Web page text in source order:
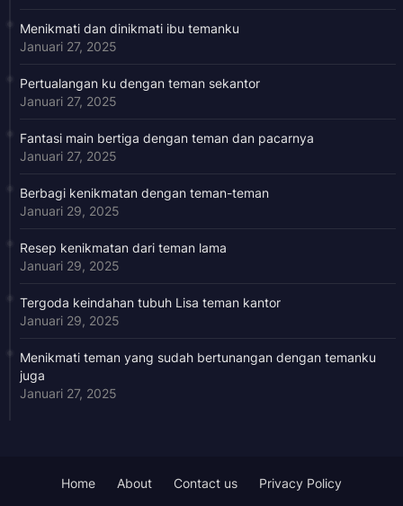
Menikmati dan dinikmati ibu temanku
Januari 27, 2025
Pertualangan ku dengan teman sekantor
Januari 27, 2025
Fantasi main bertiga dengan teman dan pacarnya
Januari 27, 2025
Berbagi kenikmatan dengan teman-teman
Januari 29, 2025
Resep kenikmatan dari teman lama
Januari 29, 2025
Tergoda keindahan tubuh Lisa teman kantor
Januari 29, 2025
Menikmati teman yang sudah bertunangan dengan temanku
juga
Januari 27, 2025
Home About Contact us Privacy Policy